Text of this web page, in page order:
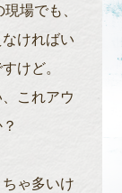
場でも、
ければい
けど。
これアウ
ゃ多いけ